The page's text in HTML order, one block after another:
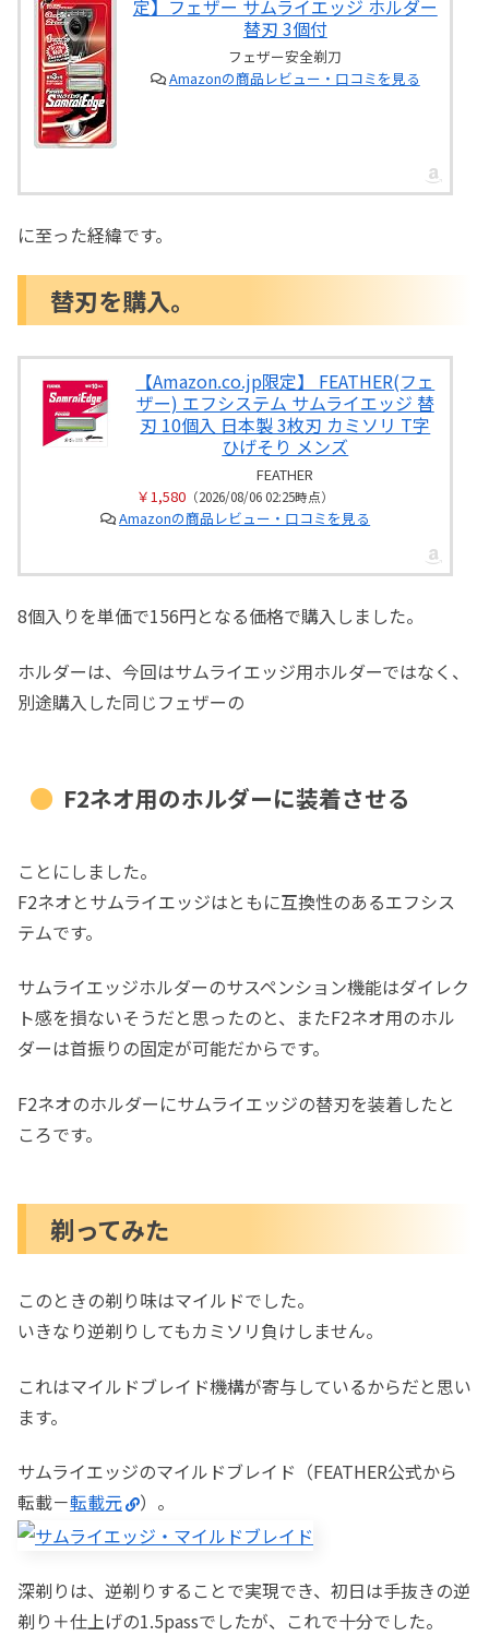
なかった
フェザーがサムライエッジ購入のQUOカー
ドキャンペーンを実施してます（終了しま
した）
定】フェザー サムライエッジ ホルダー
替刃 3個付
フェザー安全剃刀
Amazonの商品レビュー・口コミを見る
に至った経緯です。
替刃を購入。
【Amazon.co.jp限定】 FEATHER(フェ
ザー) エフシステム サムライエッジ 替
刃 10個入 日本製 3枚刃 カミソリ T字
ひげそり メンズ
FEATHER
￥1,580 （2026/08/06 02:25時点）
Amazonの商品レビュー・口コミを見る
8個入りを単価で156円となる価格で購入しました。
ホルダーは、今回はサムライエッジ用ホルダーではなく、
別途購入した同じフェザーの
F2ネオ用のホルダーに装着させる
ことにしました。
F2ネオとサムライエッジはともに互換性のあるエフシス
テムです。
サムライエッジホルダーのサスペンション機能はダイレク
ト感を損ないそうだと思ったのと、またF2ネオ用のホル
ダーは首振りの固定が可能だからです。
F2ネオのホルダーにサムライエッジの替刃を装着したと
ころです。
剃ってみた
このときの剃り味はマイルドでした。
いきなり逆剃りしてもカミソリ負けしません。
これはマイルドブレイド機構が寄与しているからだと思い
ます。
サムライエッジのマイルドブレイド（FEATHER公式から
転載－転載元 ）。
深剃りは、逆剃りすることで実現でき、初日は手抜きの逆
剃り＋仕上げの1.5passでしたが、これで十分でした。